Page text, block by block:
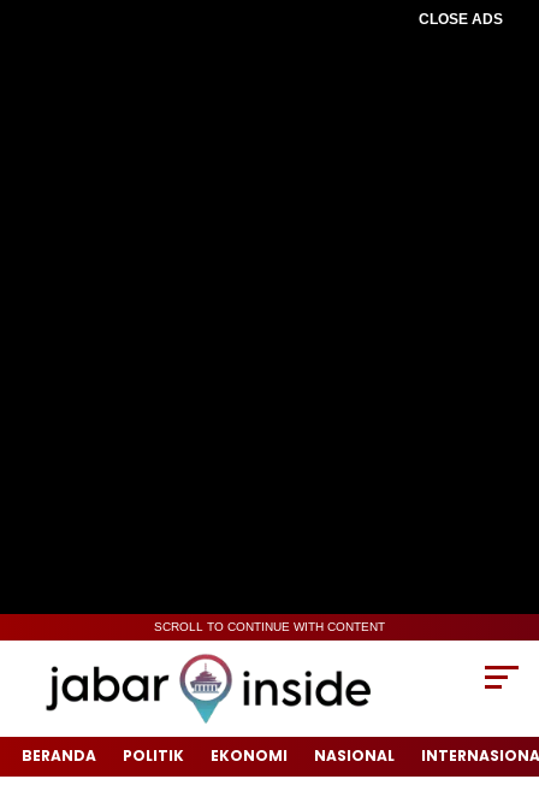
CLOSE ADS
SCROLL TO CONTINUE WITH CONTENT
BERANDA POLITIK EKONOMI NASIONAL